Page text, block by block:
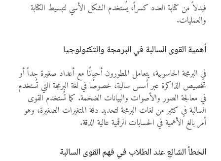
فبدلاً من كتابة العدد كسراً، يُستخدم الشكل الأسي لتبسيط الكتابة
والعمليات.
أهمية القوى السالبة في البرمجة والتكنولوجيا
في البرمجة الحاسوبية، يتعامل المطورون أحيانًا مع أعداد صغيرة جداً أو
تخصيص الذاكرة عبر أسس سالبة، خصوصًا في لغة البرمجة التي تُستخدم
في معالجة الصور والأصوات والبيانات الضخمة. كما تُستخدم القوى
السالبة في كثير من لغات البرمجة لتحديد دقة المتغيرات الصغيرة، وهو
أمر بالغ الأهمية في الحسابات الرقمية عالية الدقة.
الخطأ الشائع عند الطلاب في فهم القوى السالبة